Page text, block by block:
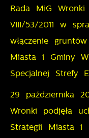
Rada MiG Wronki
VIII/53/2011 w
włączenie
Miasta i Gminy
Specjalnej Strefy
29 października
Wronki podjęła
Strategii Miasta i
pliki cookies
funkcjonalności.
naszych
upodobań oraz
przeglądanej witryny
mogą pojawić się
lub firm będących
pośredników
wiadomości, ofert,
społecznościowych.
Więcej